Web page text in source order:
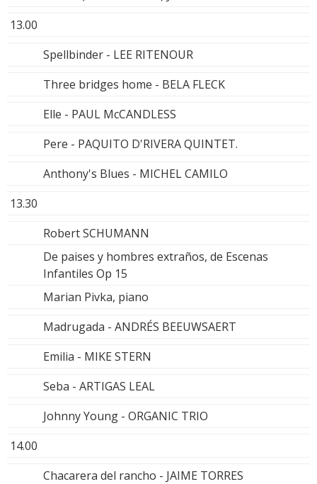
13.00
Spellbinder - LEE RITENOUR
Three bridges home - BELA FLECK
Elle - PAUL McCANDLESS
Pere - PAQUITO D'RIVERA QUINTET.
Anthony's Blues - MICHEL CAMILO
13.30
Robert SCHUMANN
De paises y hombres extraños, de Escenas
Infantiles Op 15
Marian Pivka, piano
Madrugada - ANDRÉS BEEUWSAERT
Emilia - MIKE STERN
Seba - ARTIGAS LEAL
Johnny Young - ORGANIC TRIO
14.00
Chacarera del rancho - JAIME TORRES